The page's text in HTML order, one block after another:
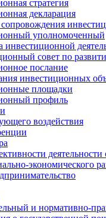
стратегия
декларация
сопровождения
уполномоченный
инвестиционной
совет по
послание
инвестиционных
площадки
профиль
воздействия
экономического
и нормативно-